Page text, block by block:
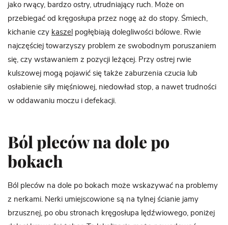
jako rwący, bardzo ostry, utrudniający ruch. Może on
przebiegać od kręgosłupa przez nogę aż do stopy. Śmiech,
kichanie czy kaszel pogłębiają dolegliwości bólowe. Rwie
najczęściej towarzyszy problem ze swobodnym poruszaniem
się, czy wstawaniem z pozycji leżącej. Przy ostrej rwie
kulszowej mogą pojawić się także zaburzenia czucia lub
osłabienie siły mięśniowej, niedowład stop, a nawet trudności
w oddawaniu moczu i defekacji.
Ból pleców na dole po
bokach
Ból pleców na dole po bokach może wskazywać na problemy
z nerkami. Nerki umiejscowione są na tylnej ścianie jamy
brzusznej, po obu stronach kręgosłupa lędźwiowego, poniżej